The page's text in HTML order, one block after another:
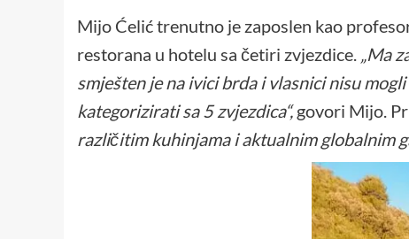
Mijo Ćelić trenutno je zaposlen kao
restorana u hotelu sa četiri zvjezdice. „Ma
smješten je na ivici brda i vlasnici nisu
kategorizirati sa 5 zvjezdica“,govori Mijo.
različitim kuhinjama i aktualnim globalnim